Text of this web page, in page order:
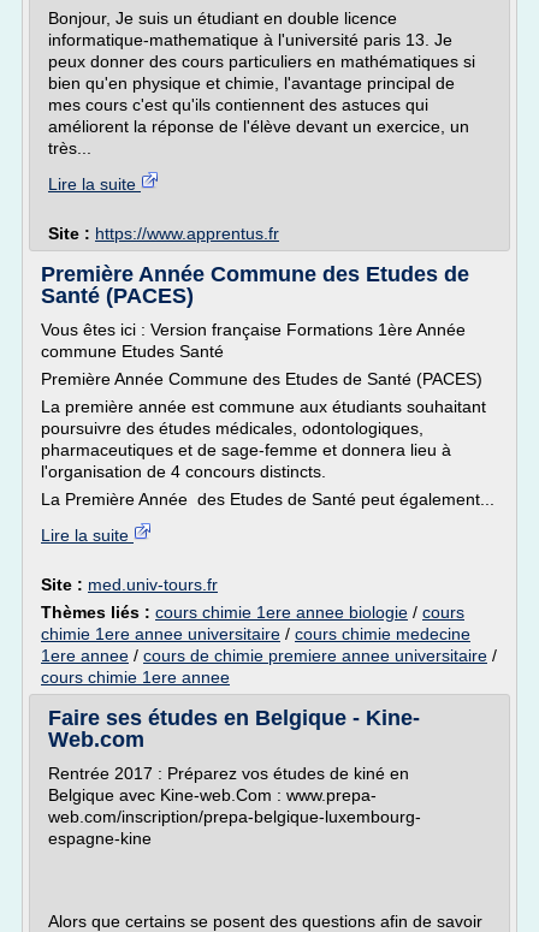
Bonjour, Je suis un étudiant en double licence
informatique-mathematique à l'université paris 13. Je
peux donner des cours particuliers en mathématiques si
bien qu'en physique et chimie, l'avantage principal de
mes cours c'est qu'ils contiennent des astuces qui
améliorent la réponse de l'élève devant un exercice, un
très...
Lire la suite
Site : https://www.apprentus.fr
Première Année Commune des Etudes de
Santé (PACES)
Vous êtes ici : Version française Formations 1ère Année
commune Etudes Santé
Première Année Commune des Etudes de Santé (PACES)
La première année est commune aux étudiants souhaitant
poursuivre des études médicales, odontologiques,
pharmaceutiques et de sage-femme et donnera lieu à
l'organisation de 4 concours distincts.
La Première Année des Etudes de Santé peut également...
Lire la suite
Site : med.univ-tours.fr
Thèmes liés : cours chimie 1ere annee biologie / cours
chimie 1ere annee universitaire / cours chimie medecine
1ere annee / cours de chimie premiere annee universitaire /
cours chimie 1ere annee
Faire ses études en Belgique - Kine-
Web.com
Rentrée 2017 : Préparez vos études de kiné en
Belgique avec Kine-web.Com : www.prepa-
web.com/inscription/prepa-belgique-luxembourg-
espagne-kine
Alors que certains se posent des questions afin de savoir